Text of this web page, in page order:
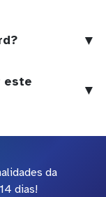
▼
este
▼
da
dias!